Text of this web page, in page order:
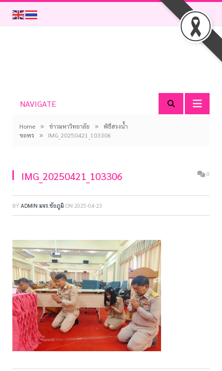
NAVIGATE
Home » ข่าวมหาวิทยาลัย »
พิธีสรงน้ำ
ขอพร
» IMG_20250421_103306
IMG_20250421_103306 0
BY ADMIN มจร.ชัยภูมิ ON 2025-04-23